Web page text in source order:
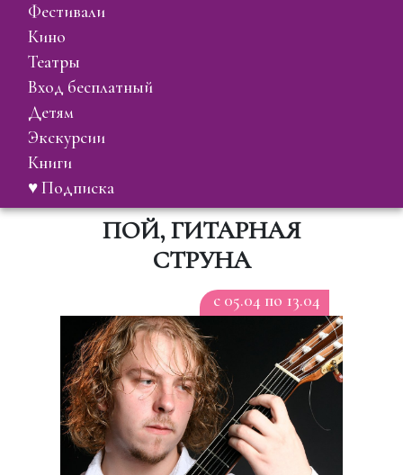
фестивали
кино
театры
вход бесплатный
детям
экскурсии
книги
♥ Подписка
ПОЙ, ГИТАРНАЯ
СТРУНА
c 05.04 по 13.04